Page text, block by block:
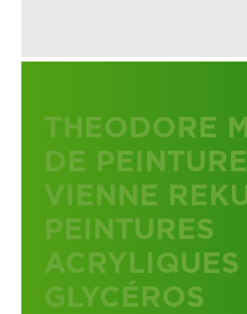
THEODORE
DE PEINTURE
VIENNE
PEINTURES
ACRYLIQUES
GLYCÉROS